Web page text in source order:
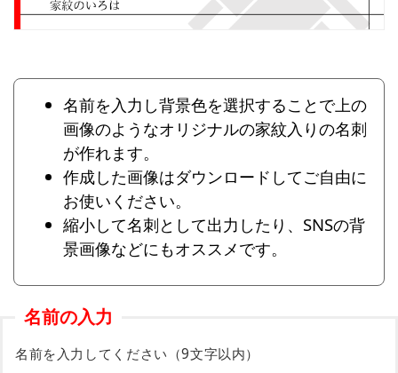
名前を入力し背景色を選択することで上の
画像のようなオリジナルの家紋入りの名刺
が作れます。
作成した画像はダウンロードしてご自由に
お使いください。
縮小して名刺として出力したり、SNSの背
景画像などにもオススメです。
名前の入力
名前を入力してください（9文字以内）